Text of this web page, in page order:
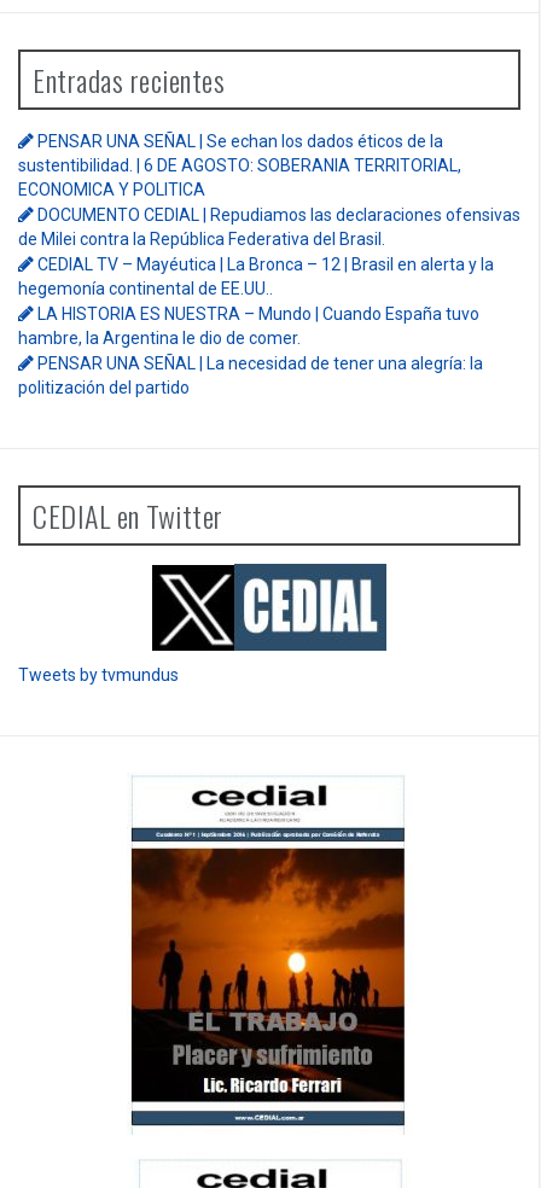
Entradas recientes
PENSAR UNA SEÑAL | Se echan los dados éticos de la
sustentibilidad. | 6 DE AGOSTO: SOBERANIA TERRITORIAL,
ECONOMICA Y POLITICA
DOCUMENTO CEDIAL | Repudiamos las declaraciones ofensivas
de Milei contra la República Federativa del Brasil.
CEDIAL TV – Mayéutica | La Bronca – 12 | Brasil en alerta y la
hegemonía continental de EE.UU..
LA HISTORIA ES NUESTRA – Mundo | Cuando España tuvo
hambre, la Argentina le dio de comer.
PENSAR UNA SEÑAL | La necesidad de tener una alegría: la
politización del partido
CEDIAL en Twitter
Tweets by tvmundus